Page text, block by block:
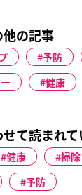
手23人
ートだっ
の記事
予防
健康
て読まれ
健康 掃除
予防